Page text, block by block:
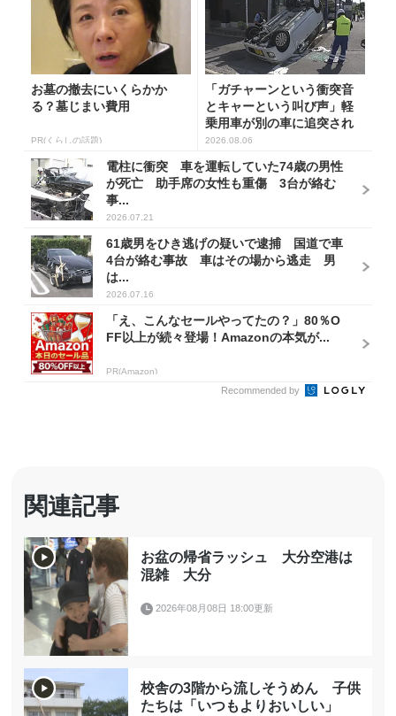
お墓の撤去にいくらかか
る？墓じまい費用
PR(くらしの話題)
「ガチャーンという衝突音
とキャーという叫び声」軽
乗用車が別の車に追突され
横転 周...
2026.08.06
電柱に衝突 車を運転していた74歳の男性
が死亡 助手席の女性も重傷 3台が絡む
事...
2026.07.21
61歳男をひき逃げの疑いで逮捕 国道で車
4台が絡む事故 車はその場から逃走 男
は...
2026.07.16
「え、こんなセールやってたの？」80％O
FF以上が続々登場！Amazonの本気が...
PR(Amazon)
Recommended by
関連記事
お盆の帰省ラッシュ 大分空港は
混雑 大分
2026年08月08日 18:00更新
校舎の3階から流しそうめん 子供
たちは「いつもよりおいしい」